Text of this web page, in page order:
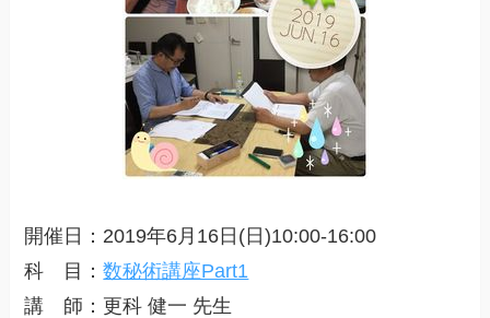
開催日：2019年6月16日(日)10:00-16:00
科 目：数秘術講座Part1
講 師：更科 健一 先生